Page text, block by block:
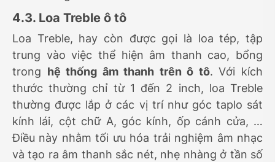
4.3. Loa Treble ô tô
Loa Treble, hay còn được gọi là loa tép, tập
trung vào việc thể hiện âm thanh cao, bổng
trong hệ thống âm thanh trên ô tô. Với kích
thước thường chỉ từ 1 đến 2 inch, loa Treble
thường được lắp ở các vị trí như góc taplo sát
kính lái, cột chữ A, góc kính, ốp cánh cửa, …
Điều này nhằm tối ưu hóa trải nghiệm âm nhạc
và tạo ra âm thanh sắc nét, nhẹ nhàng ở tần số